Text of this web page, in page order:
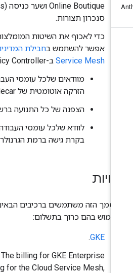
סנכרון תצורות.
כדי לאכוף את השיטות המומלצות
אפשר להשתמש ב
Service Meshב-Policy Controller:
מוודאים שלכל עומסי
הזרקה אוטומטית של sidecar.
הצפנה של כל התנועה ברשת.
לוודא שלכל עומסי העבודה
בקרת גישה ברמת הגרנולריות.
בהם כרוך בתשלום:
GKE
.
. The billing for GKE Enterprise
for the Cloud Service Mesh,